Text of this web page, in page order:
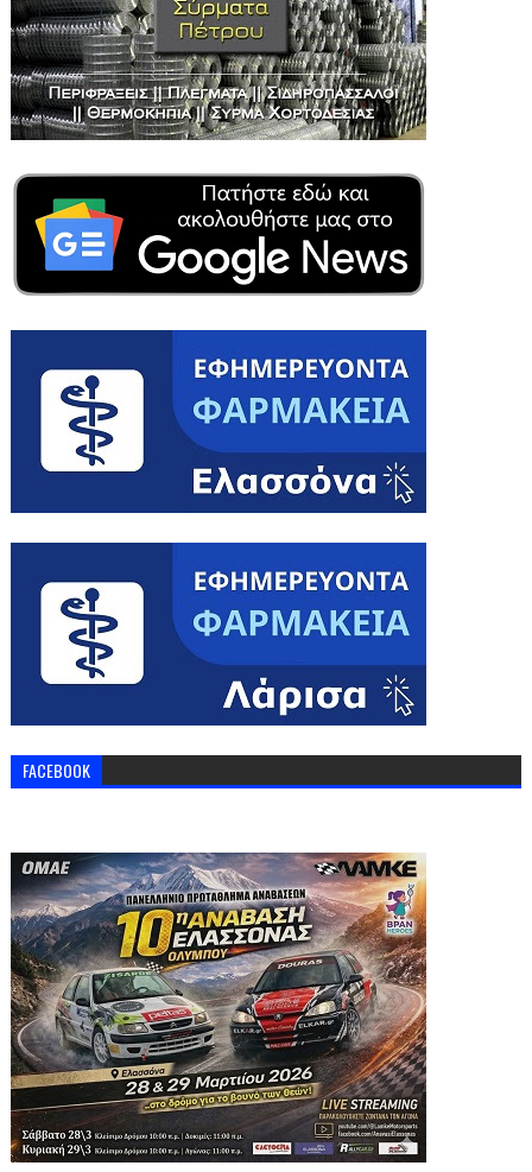
FACEBOOK